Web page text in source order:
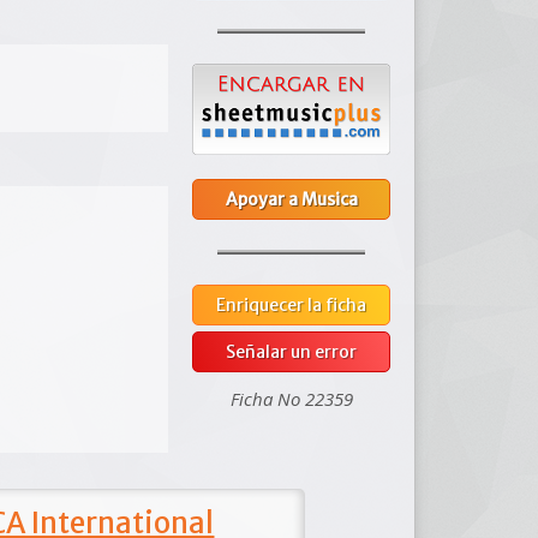
Apoyar a Musica
Enriquecer la ficha
Señalar un error
Ficha No 22359
International